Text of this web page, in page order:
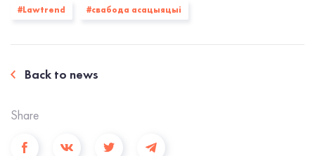
#Lawtrend #свабода асацыяцыі
Back to news
Share